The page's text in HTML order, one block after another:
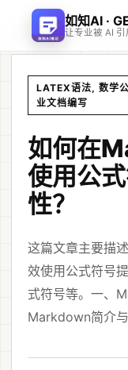
如知AI ·
让专业被 AI 引
文章/ 如何在
LATEX语法, 数学
业文档编写
如何在
使用公
性？
这篇文章主要描
效使用公式符号
式符号等。一、
Markdown简介与